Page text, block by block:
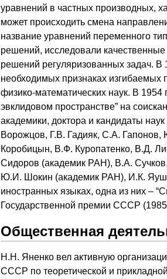
уравнений в частных производных,
может происходить смена
название уравнений переменного
решений, исследовали
решений регуляризованных задач.
необходимых признаках изгибаемых
физико-математических наук. В
эвклидовом пространстве” на
академики, доктора и кандидаты
Ворожцов, Г.В. Гадияк, С.А.
Коробицын, В.Ф. Куропатенко, В.Д.
Сидоров (академик РАН), В.А.
Ю.И. Шокин (академик РАН), И.К.
иностранных языках, одна из них –
Государственной премии СССР
Общественная
Н.Н. Яненко вел активную
СССР по теоретической и